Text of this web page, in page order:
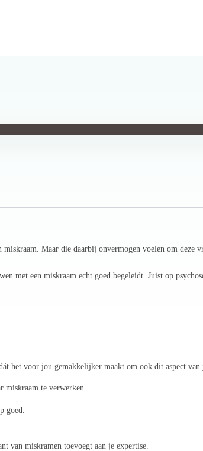
Maar die daarbij onvermogen voelen om deze
met een miskraam echt goed begeleidt. Juist op
het voor jou gemakkelijker maakt om ook dit aspect van
miskraam te verwerken.
goed.
van miskramen toevoegt aan je expertise.